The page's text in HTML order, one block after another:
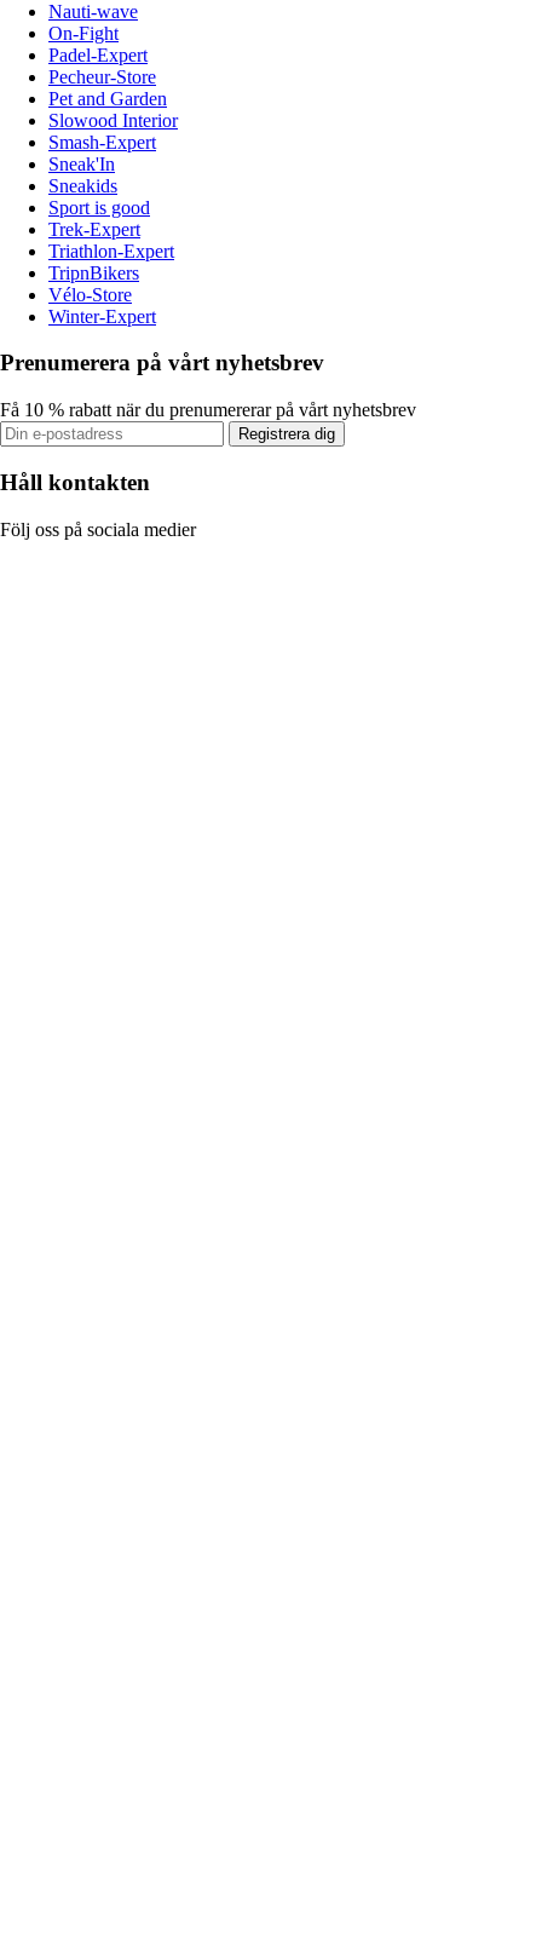
Nauti-wave
On-Fight
Padel-Expert
Pecheur-Store
Pet and Garden
Slowood Interior
Smash-Expert
Sneak'In
Sneakids
Sport is good
Trek-Expert
Triathlon-Expert
TripnBikers
Vélo-Store
Winter-Expert
Prenumerera på vårt nyhetsbrev
Få 10 % rabatt när du prenumererar på vårt nyhetsbrev
Registrera dig
Håll kontakten
Följ oss på sociala medier